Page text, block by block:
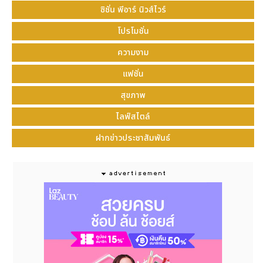
ท้องอืด อาหารไม่ย่อยจากกรดเกิน
ไม่สบายท้อง แน่นท้อง จุกเสียด
ปวดท้องช่วงบน จุกแน่นลิ้นปี่
คลื่นไส้ รู้สึกเหมือนมีน้ำย่อยไหลขึ้นมา
แสบร้อนกลางอก
ปัจจัยและพฤติกรรมเสี่ยงที่อาจทำให้เกิดโรคกรดไหลย้อน
สิ่งกระตุ้นที่ก่อให้เกิดโรคกรดไหลย้อนหรืออาการรุนแรงขึ้น
มักมาจากพฤติกรรมในชีวิตประจำวันที่หลายคนอาจมอง
ปัจจัยจากการดำเนินชีวิต
ไม่ว่าจะเป็นพฤติกรรมการ
ซิชั่น พีอาร์ นิวส์ไวร์
โปรโมชั่น
ความงาม
แฟชั่น
สุขภาพ
ไลฟ์สไตล์
ฝากข่าวประชาสัมพันธ์